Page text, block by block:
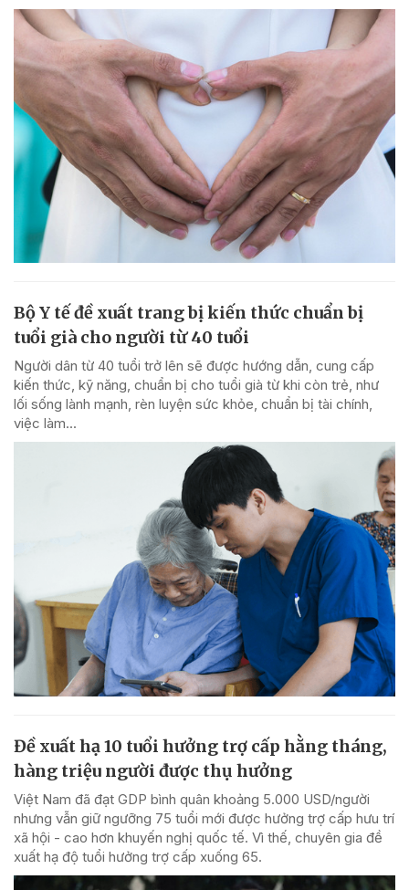
Bộ Y tế đề xuất trang bị kiến thức chuẩn bị
tuổi già cho người từ 40 tuổi
Người dân từ 40 tuổi trở lên sẽ được hướng dẫn, cung cấp
kiến thức, kỹ năng, chuẩn bị cho tuổi già từ khi còn trẻ, như
lối sống lành mạnh, rèn luyện sức khỏe, chuẩn bị tài chính,
việc làm...
Đề xuất hạ 10 tuổi hưởng trợ cấp hằng tháng,
hàng triệu người được thụ hưởng
Việt Nam đã đạt GDP bình quân khoảng 5.000 USD/người
nhưng vẫn giữ ngưỡng 75 tuổi mới được hưởng trợ cấp hưu trí
xã hội - cao hơn khuyến nghị quốc tế. Vì thế, chuyên gia đề
xuất hạ độ tuổi hưởng trợ cấp xuống 65.